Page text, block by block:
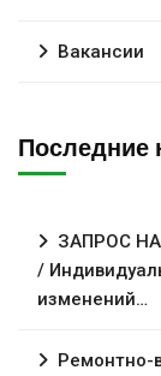
Вакансии
Последние
ЗАПРОС
/
изменений…
Ремонтно-